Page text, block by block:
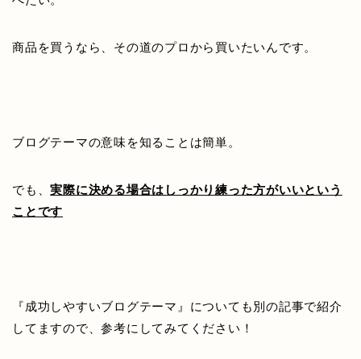
商品を買うなら、その道のプロから買いたいんです。
ブログテーマの意味を知ることは簡単。
でも、実際に決める場合はしっかり練った方がいいという
ことです
『成功しやすいブログテーマ』についても別の記事で紹介
してますので、参考にしてみてください！